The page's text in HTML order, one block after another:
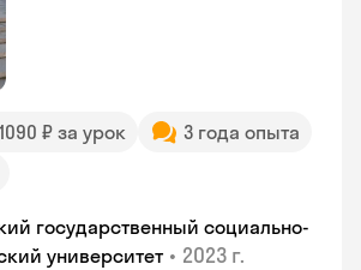
₽ за урок
3 года опыта
государственный социально-
университет • 2023 г.